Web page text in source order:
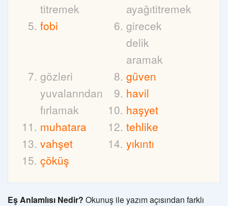
titremek
ayağıtitremek
fobi
girecek
delik
aramak
gözleri
yuvalarından
fırlamak
güven
havil
haşyet
muhatara
tehlike
vahşet
yıkıntı
çöküş
Eş Anlamlısı Nedir? Okunuş ile yazım açısından farklı